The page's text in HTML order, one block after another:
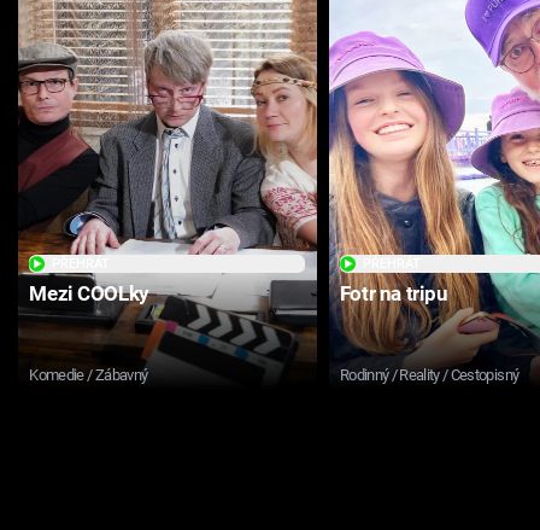
Mezi COOLky
Komedie / Zábavný
Fotr na tripu
Rodinný / Reality / Cestopisný